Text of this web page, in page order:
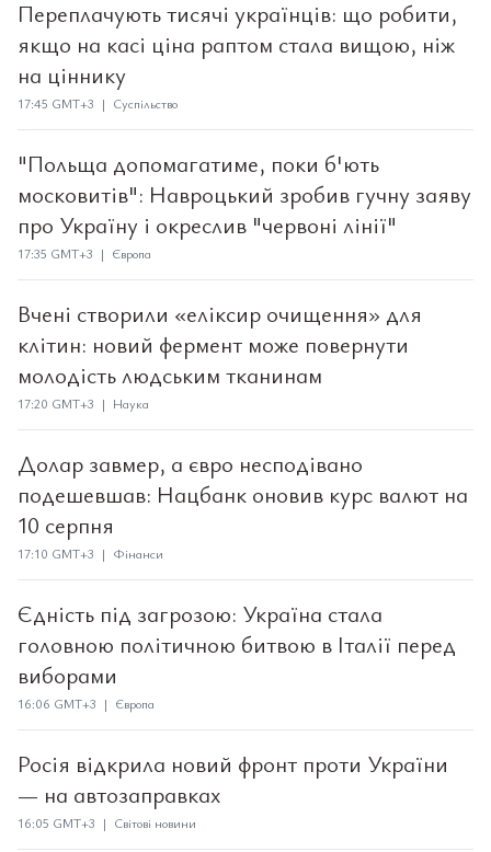
Переплачують тисячі українців: що робити,
якщо на касі ціна раптом стала вищою, ніж
на ціннику
17:45 GMT+3 | Суспільство
"Польща допомагатиме, поки б'ють
московитів": Навроцький зробив гучну заяву
про Україну і окреслив "червоні лінії"
17:35 GMT+3 | Європа
Вчені створили «еліксир очищення» для
клітин: новий фермент може повернути
молодість людським тканинам
17:20 GMT+3 | Наука
Долар завмер, а євро несподівано
подешевшав: Нацбанк оновив курс валют на
10 серпня
17:10 GMT+3 | Фінанси
Єдність під загрозою: Україна стала
головною політичною битвою в Італії перед
виборами
16:06 GMT+3 | Європа
Росія відкрила новий фронт проти України
— на автозаправках
16:05 GMT+3 | Світові новини